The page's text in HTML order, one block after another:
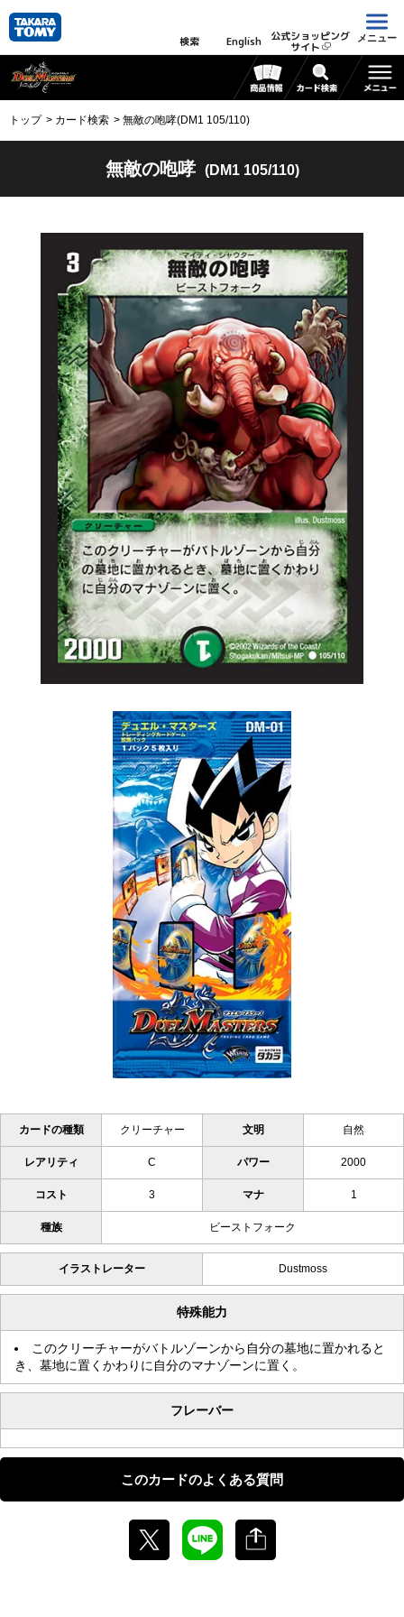
検索 English 公式ショッピング
サイト
メニュー
トップ カード検索 無敵の咆哮(DM1 105/110)
無敵の咆哮 (DM1 105/110)
カードの種類 クリーチャー 文明 自然
レアリティ C パワー 2000
コスト 3 マナ 1
種族 ビーストフォーク
イラストレーター Dustmoss
特殊能力
このクリーチャーがバトルゾーンから自分の墓地に置かれると
き、墓地に置くかわりに自分のマナゾーンに置く。
フレーバー
このカードのよくある質問